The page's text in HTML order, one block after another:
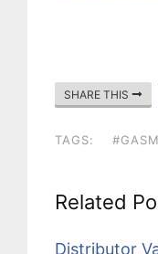
SHARE THIS
TAGS:
Related
Distributor